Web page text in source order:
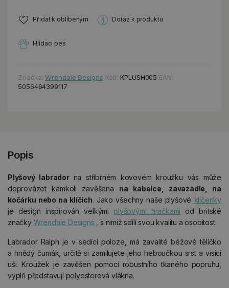
Přidat k oblíbeným Dotaz k produktu
Hlídací pes
Značka:Wrendale Designs Kód: KPLUSH005 EAN:
5056464399117
Popis
Plyšový labrador na stříbrném kovovém kroužku vás může
doprovázet kamkoli zavěšena na kabelce, zavazadle, na
kočárku nebo na klíčích. Jako všechny naše plyšové klíčenky
je design inspirován velkými plyšovými hračkami od britské
značky Wrendale Designs , s nimiž sdílí svou kvalitu a osobitost.
Labrador Ralph je v sedící poloze, má zavalité béžové tělíčko
a hnědý čumák, určitě si zamilujete jeho heboučkou srst a visící
uši. Kroužek je zavěšen pomocí robustního tkaného popruhu,
výplň představují polyesterová vlákna.